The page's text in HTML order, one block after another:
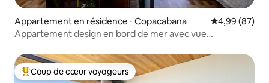
Appartement en résidence ⋅ Copacabana Évaluation
4,99 (87)
Appartement design en bord de mer avec vue
Coups de cœur voyageurs les plus appréciés
Coup de cœur voyageurs